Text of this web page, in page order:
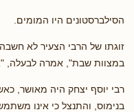
הסילברסטונים היו המומים.
זוגתו של הרבי הצעיר לא
במצוות שבת", אמרה לבעלה,
רבי יוסף יצחק היה מאושר,
בנימוס, והתנצל כי אינו